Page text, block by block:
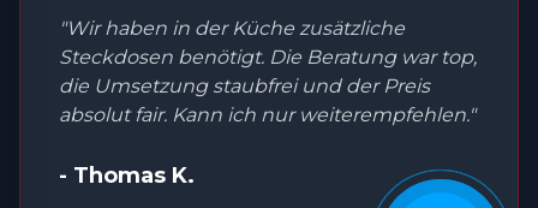
"Wir haben in der Küche zusätzliche
Steckdosen benötigt. Die Beratung war top,
die Umsetzung staubfrei und der Preis
absolut fair. Kann ich nur weiterempfehlen."
- Thomas K.